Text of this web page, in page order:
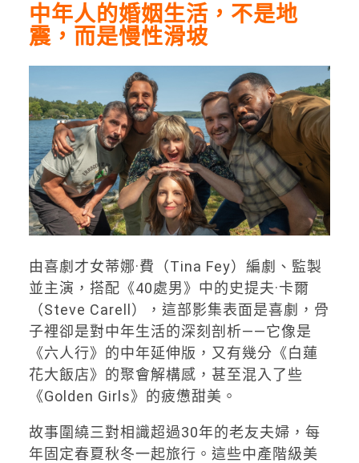
中年人的婚姻生活，不是地
震，而是慢性滑坡
由喜劇才女蒂娜·費（Tina Fey）編劇、監製
並主演，搭配《40處男》中的史提夫·卡爾
（Steve Carell），這部影集表面是喜劇，骨
子裡卻是對中年生活的深刻剖析——它像是
《六人行》的中年延伸版，又有幾分《白蓮
花大飯店》的聚會解構感，甚至混入了些
《Golden Girls》的疲憊甜美。
故事圍繞三對相識超過30年的老友夫婦，每
年固定春夏秋冬一起旅行。這些中產階級美